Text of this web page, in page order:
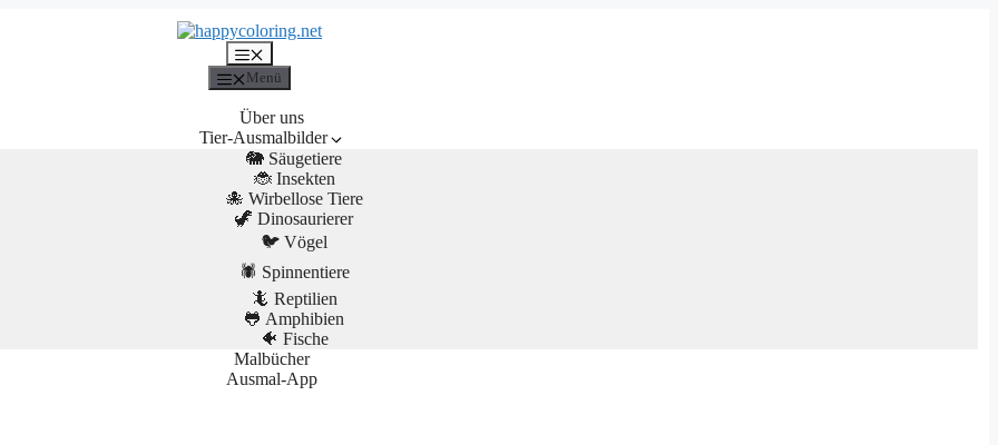
Menü
Über uns
Tier-Ausmalbilder
🐘 Säugetiere
🐞 Insekten
🐙 Wirbellose Tiere
🦖 Dinosaurierer
🐦 Vögel
🕷️ Spinnentiere
🦎 Reptilien
🐸 Amphibien
🐠 Fische
Malbücher
Ausmal-App